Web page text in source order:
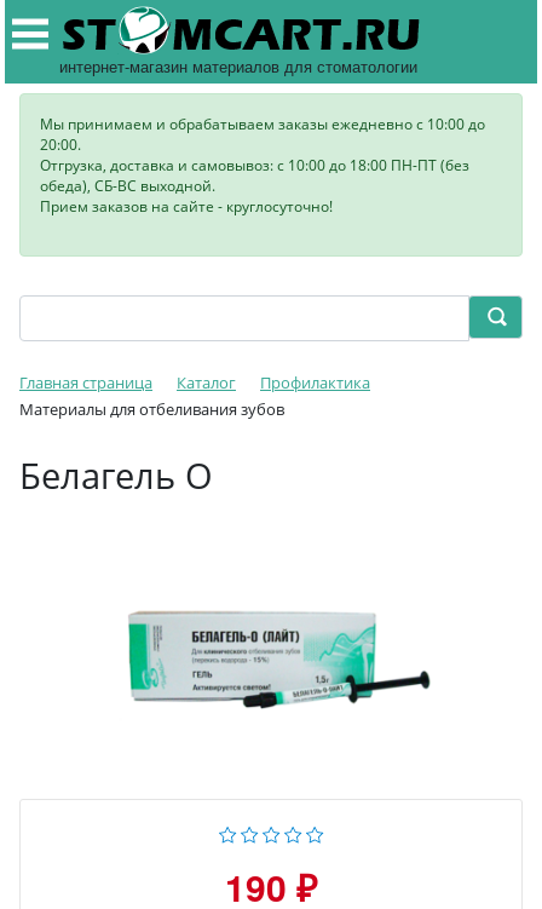
интернет-магазин материалов для стоматологии
Мы принимаем и обрабатываем заказы ежедневно с 10:00 до
20:00.
Отгрузка, доставка и самовывоз: с 10:00 до 18:00 ПН-ПТ (без
обеда), СБ-ВС выходной.
Прием заказов на сайте - круглосуточно!
Главная страница Каталог
Профилактика
Материалы для отбеливания зубов
Белагель О
190 ₽